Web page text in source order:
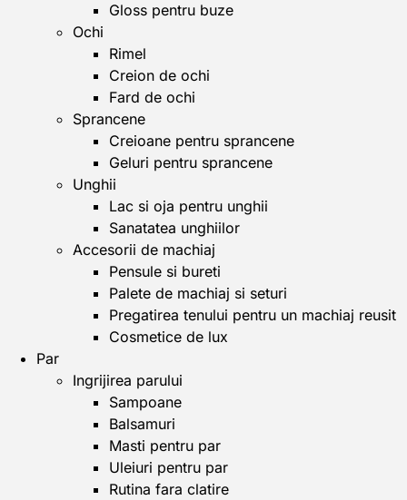
Gloss pentru buze
Ochi
Rimel
Creion de ochi
Fard de ochi
Sprancene
Creioane pentru sprancene
Geluri pentru sprancene
Unghii
Lac si oja pentru unghii
Sanatatea unghiilor
Accesorii de machiaj
Pensule si bureti
Palete de machiaj si seturi
Pregatirea tenului pentru un machiaj reusit
Cosmetice de lux
Par
Ingrijirea parului
Sampoane
Balsamuri
Masti pentru par
Uleiuri pentru par
Rutina fara clatire